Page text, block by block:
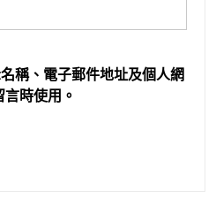
稱、電子郵件地址及個人網
時使用。